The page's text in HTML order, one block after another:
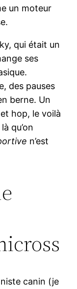
un moteur
qui était un
ses
des pauses
berne. Un
hop, le voilà
qu’on
n’est
canin (je